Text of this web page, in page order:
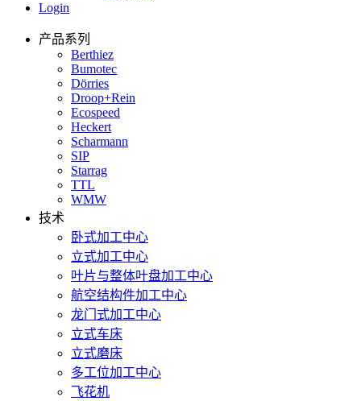
Login
产品系列
Berthiez
Bumotec
Dörries
Droop+Rein
Ecospeed
Heckert
Scharmann
SIP
Starrag
TTL
WMW
技术
卧式加工中心
立式加工中心
叶片与整体叶盘加工中心
航空结构件加工中心
龙门式加工中心
立式车床
立式磨床
多工位加工中心
飞花机